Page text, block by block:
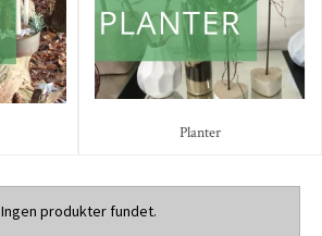
Planter
Ingen produkter fundet.